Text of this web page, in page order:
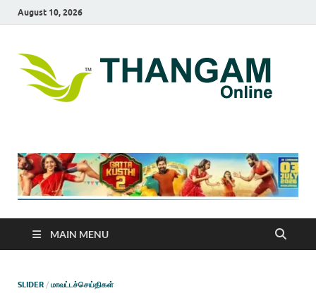
August 10, 2026
MAIN MENU
SLIDER / மாவட்டச்செய்திகள்